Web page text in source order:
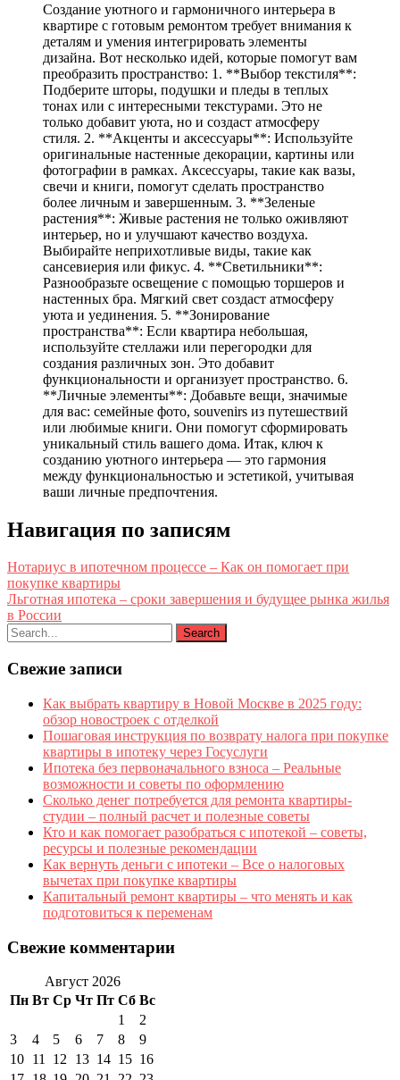
Создание уютного и гармоничного интерьера в
квартире с готовым ремонтом требует внимания к
деталям и умения интегрировать элементы
дизайна. Вот несколько идей, которые помогут вам
преобразить пространство: 1. **Выбор текстиля**:
Подберите шторы, подушки и пледы в теплых
тонах или с интересными текстурами. Это не
только добавит уюта, но и создаст атмосферу
стиля. 2. **Акценты и аксессуары**: Используйте
оригинальные настенные декорации, картины или
фотографии в рамках. Аксессуары, такие как вазы,
свечи и книги, помогут сделать пространство
более личным и завершенным. 3. **Зеленые
растения**: Живые растения не только оживляют
интерьер, но и улучшают качество воздуха.
Выбирайте неприхотливые виды, такие как
сансевиерия или фикус. 4. **Светильники**:
Разнообразьте освещение с помощью торшеров и
настенных бра. Мягкий свет создаст атмосферу
уюта и уединения. 5. **Зонирование
пространства**: Если квартира небольшая,
используйте стеллажи или перегородки для
создания различных зон. Это добавит
функциональности и организует пространство. 6.
**Личные элементы**: Добавьте вещи, значимые
для вас: семейные фото, souvenirs из путешествий
или любимые книги. Они помогут сформировать
уникальный стиль вашего дома. Итак, ключ к
созданию уютного интерьера — это гармония
между функциональностью и эстетикой, учитывая
ваши личные предпочтения.
Навигация по записям
Нотариус в ипотечном процессе – Как он помогает при
покупке квартиры
Льготная ипотека – сроки завершения и будущее рынка жилья
в России
Свежие записи
Как выбрать квартиру в Новой Москве в 2025 году:
обзор новостроек с отделкой
Пошаговая инструкция по возврату налога при покупке
квартиры в ипотеку через Госуслуги
Ипотека без первоначального взноса – Реальные
возможности и советы по оформлению
Сколько денег потребуется для ремонта квартиры-
студии – полный расчет и полезные советы
Кто и как помогает разобраться с ипотекой – советы,
ресурсы и полезные рекомендации
Как вернуть деньги с ипотеки – Все о налоговых
вычетах при покупке квартиры
Капитальный ремонт квартиры – что менять и как
подготовиться к переменам
Свежие комментарии
Август 2026
Пн Вт Ср Чт Пт Сб Вс
1
2
3
4 5 6 7 8
9
10 11 12 13 14 15 16